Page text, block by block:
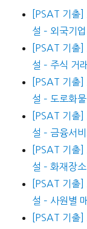
[PSAT 기출
설 – 외국기
[PSAT 기출
설 – 주식 거
[PSAT 기출
설 – 도로화
[PSAT 기출
설 – 금융서
[PSAT 기출
설 – 화재장
[PSAT 기출
설 – 사원별
[PSAT 기출